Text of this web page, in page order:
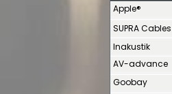
Apple®
SUPRA Cables
Inakustik
AV-advance
Goobay